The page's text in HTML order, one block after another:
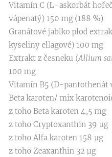
Vitamín C (L-askorbát
vápenatý) 150 mg (188 %)
Granátové jablko plod
kyseliny ellagové) 100 mg
Extrakt z česneku (Allium
100 mg
Vitamín B5 (D-pantothenát
Beta karoten/ mix
z toho Beta karoten 4,5 mg
z toho Cryptoxanthin 39 µg
z toho Alfa karoten 158 µg
z toho Zeaxanthin 32 µg